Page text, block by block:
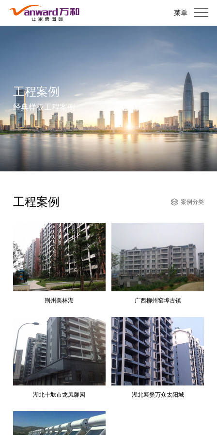
菜单
工程案例
经典样板工程案例
工程案例 案例分类
荆州美林湖 广西柳州窑埠古镇
湖北十堰市龙凤馨园 湖北襄樊万众太阳城